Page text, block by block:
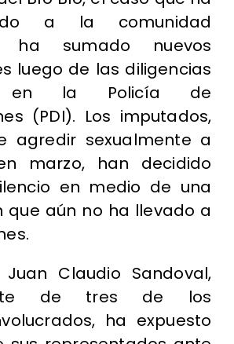
a la comunidad
ha sumado nuevos
luego de las diligencias
en la Policía de
(PDI). Los imputados,
agredir sexualmente a
marzo, han decidido
en medio de una
que aún no ha llevado a
Claudio Sandoval,
de tres de los
ha expuesto